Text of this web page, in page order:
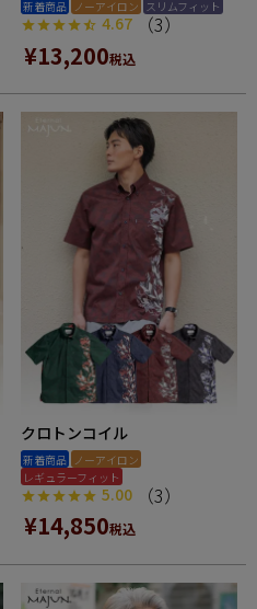
新着商品 ノーアイロン スリムフィット
4.67 （3）
¥13,200税込
クロトンコイル
新着商品 ノーアイロン
レギュラーフィット
5.00 （3）
¥14,850税込